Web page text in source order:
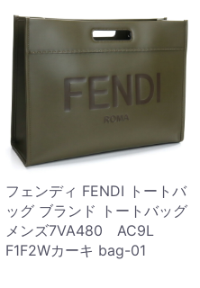
フェンディ FENDI トートバ
ッグ ブランド トートバッグ
メンズ7VA480 AC9L
F1F2Wカーキ bag-01